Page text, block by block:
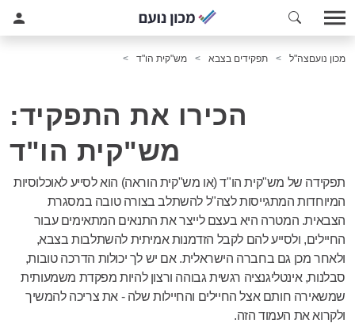
מכון נועםצה"ל תפקידים בצבא מש"קית הו"ד
הכירו את התפקיד:
מש"קית הו"ד
תפקידה של מש"קית הו"ד (או מש"קית הוראה) הוא לסייע לאוכלוסיות
המיוחדות המתגייסות לצה"ל להשתלב בצורה טובה במסגרת
הצבאית. המטרה היא בעצם לייצר את התנאים המתאימים עבור
החיילים, ולסייע להם לקבל הזדמנות אמיתית להשתלבות בצבא,
ולאחר מכן גם בחברה הישראלית. אם יש לך יכולות הדרכה טובות,
סבלנות, אינטליגנציה רגשית גבוהה ורצון להיות מפקדת משמעותית
שמשאירה חותם אצל החיילים והחיילות שלה - את צריכה להמשיך
ולקרוא את העמוד הזה.